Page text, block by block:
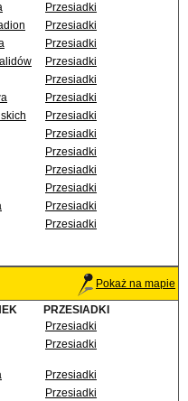
Przesiadki
Przesiadki
Przesiadki
Przesiadki
Przesiadki
Przesiadki
Przesiadki
Przesiadki
Przesiadki
Przesiadki
Przesiadki
Przesiadki
Przesiadki
Pokaż na mapie
PRZESIADKI
Przesiadki
Przesiadki
Przesiadki
Przesiadki